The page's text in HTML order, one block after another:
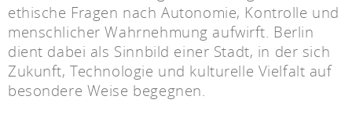
ethische Fragen nach Autonomie, Kontrolle und
menschlicher Wahrnehmung aufwirft. Berlin
dient dabei als Sinnbild einer Stadt, in der sich
Zukunft, Technologie und kulturelle Vielfalt auf
besondere Weise begegnen.